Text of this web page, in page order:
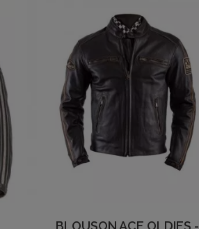
BLOUSON ACE OLDIES -